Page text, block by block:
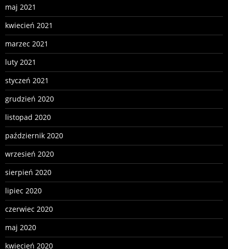
maj 2021
kwiecień 2021
marzec 2021
luty 2021
styczeń 2021
grudzień 2020
listopad 2020
październik 2020
wrzesień 2020
sierpień 2020
lipiec 2020
czerwiec 2020
maj 2020
kwiecień 2020